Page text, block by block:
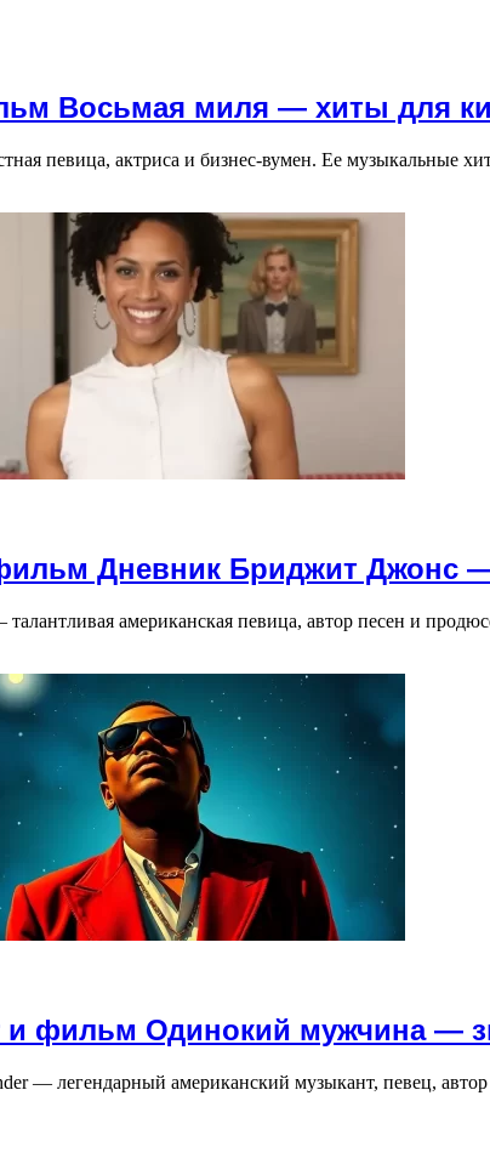
Восьмая миля — хиты для
певица, актриса и бизнес-вумен. Ее
Дневник Бриджит Джонс
американская певица, автор песен и
и фильм Одинокий мужчина —
— легендарный американский музыкант, певец,